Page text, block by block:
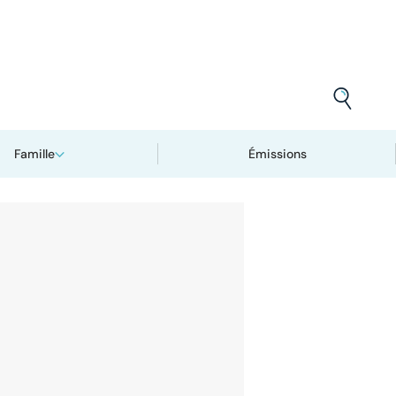
Famille Émissions